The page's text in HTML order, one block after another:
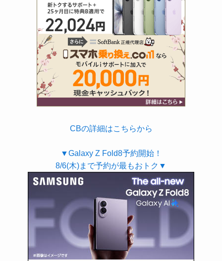
CBの詳細はこちらから
▼Galaxy Z Fold8予約開始！
8/6(木)まで予約が最もおトク▼